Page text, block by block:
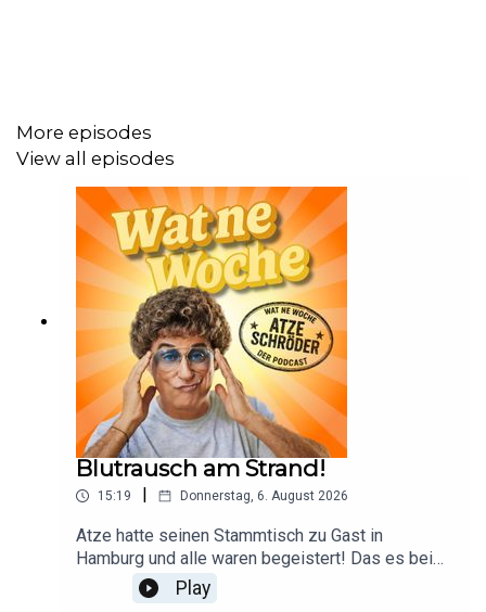
More episodes
View all episodes
Blutrausch am Strand!
15:19 Donnerstag, 6. August 2026
Atze hatte seinen Stammtisch zu Gast in
Hamburg und alle waren begeistert! Das es bei
diesem durstigen Gemetzel auch zu Opfern
kommen kann, ist von vornherein mit eingepreist.
Play